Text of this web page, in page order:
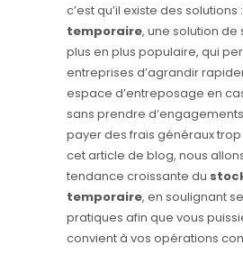
c’est qu’il existe des solutions
temporaire, une solution
plus en plus populaire, qui
entreprises d’agrandir
espace d’entreposage en
sans prendre
payer des frais généraux trop
cet article de blog, nous
tendance croissante du
temporaire, en soulignant
pratiques afin que vous
convient à vos opérations